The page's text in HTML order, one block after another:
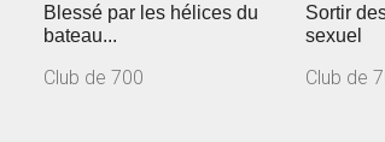
Blessé par les hélices du
bateau...
Club de 700
Sortir des
sexuel
Club de